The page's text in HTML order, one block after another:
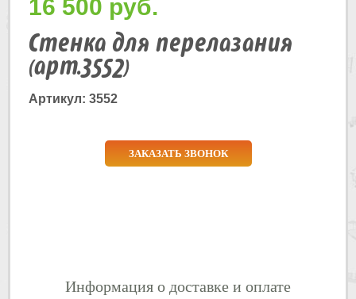
16 500 руб.
Стенка для перелазания
(арт.3552)
Артикул: 3552
ЗАКАЗАТЬ ЗВОНОК
Информация о доставке и оплате